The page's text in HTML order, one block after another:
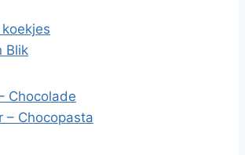
Blik
Chocolade
– Chocopasta